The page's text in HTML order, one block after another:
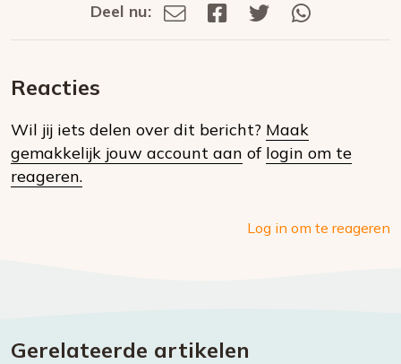
Deel
social
Deel nu:
Deel
Deel
Deel
Reacties
Wil jij iets delen over dit bericht? Maak
gemakkelijk jouw account aan of login om te
reageren.
Log in om te reageren
Gerelateerde artikelen